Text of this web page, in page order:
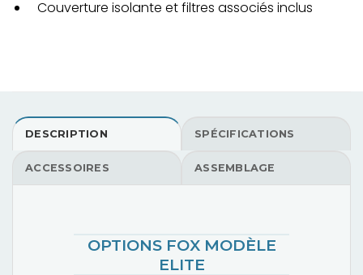
Couverture isolante et filtres associés inclus
DESCRIPTION SPÉCIFICATIONS
ACCESSOIRES ASSEMBLAGE
OPTIONS FOX MODÈLE
ELITE